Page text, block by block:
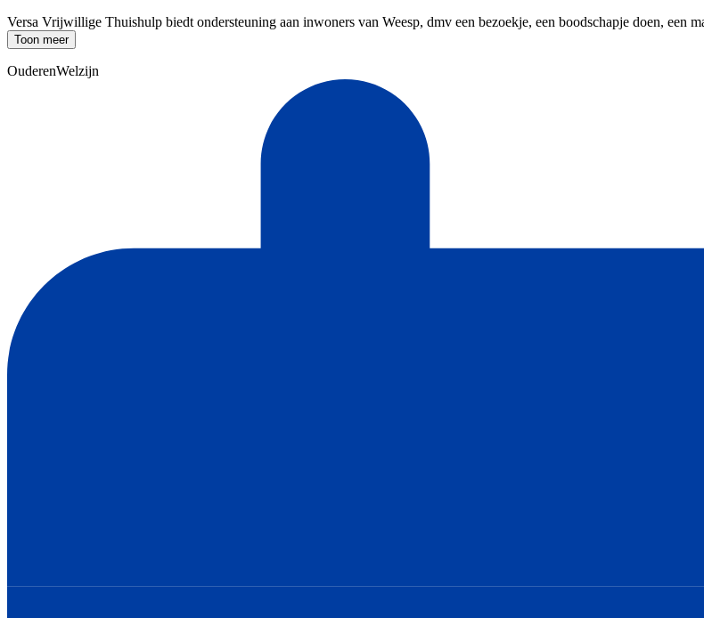
Versa Vrijwillige Thuishulp biedt ondersteuning aan inwoners van Weesp, dmv een bezoekje, een boodschapje doen, een
Toon meer
OuderenWelzijn